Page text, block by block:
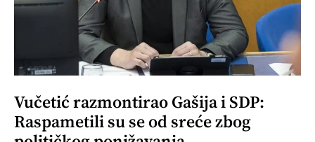
Vučetić razmontirao Gašija i SDP:
Raspametili su se od sreće zbog